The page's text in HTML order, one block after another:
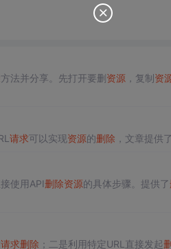
方法并分享。先打开要删资源，复制资
请求可以实现资源的删除 ，文章提供
使用API删除资源的具体步骤。提供了
请求删除 ；二是利用特定URL直接发起